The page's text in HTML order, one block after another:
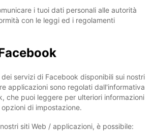
i tuoi dati personali alle autorità
con le leggi ed i regolamenti
servizi di Facebook disponibili sui nostri
applicazioni sono regolati dall'informativa
che puoi leggere per ulteriori informazioni
di impostazione.
siti Web / applicazioni, è possibile: